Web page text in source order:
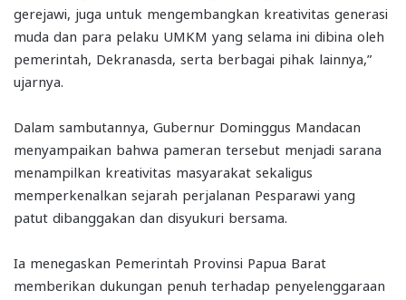
gerejawi, juga untuk mengembangkan kreativitas generasi
muda dan para pelaku UMKM yang selama ini dibina oleh
pemerintah, Dekranasda, serta berbagai pihak lainnya,”
ujarnya.
Dalam sambutannya, Gubernur Dominggus Mandacan
menyampaikan bahwa pameran tersebut menjadi sarana
menampilkan kreativitas masyarakat sekaligus
memperkenalkan sejarah perjalanan Pesparawi yang
patut dibanggakan dan disyukuri bersama.
Ia menegaskan Pemerintah Provinsi Papua Barat
memberikan dukungan penuh terhadap penyelenggaraan